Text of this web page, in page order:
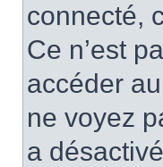
connecté,
Ce n’est
accéder
ne voyez
a